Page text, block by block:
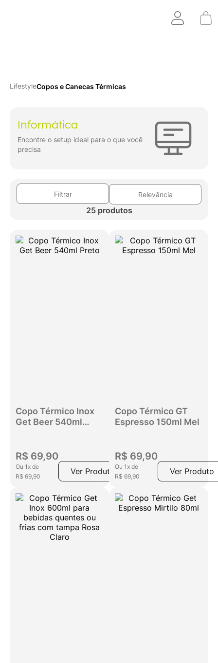
LifestyleCopos e Canecas Térmicas
Informática
Encontre o setup ideal para o que você
precisa
Filtrar Relevância
25 produtos
Copo Térmico Inox
Get Beer 540ml
R$ 69,90
Ou 1x de
R$ 69,90
Ver Produto
Copo Térmico GT
Espresso 150ml Mel
R$ 69,90
Ou 1x de
R$ 69,90
Ver Produto